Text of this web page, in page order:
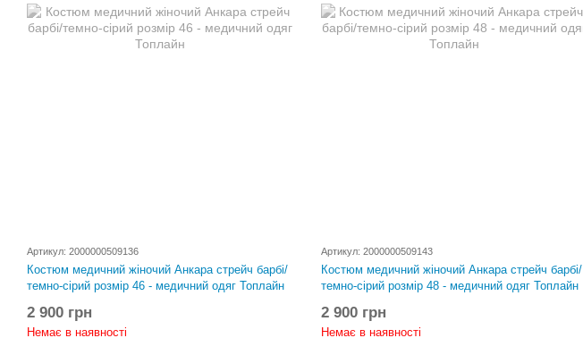
Артикул: 2000000509136
Костюм медичний жіночий Анкара стрейч барбі/
темно-сірий розмір 46 - медичний одяг Топлайн
2 900 грн
Немає в наявності
Артикул: 2000000509143
Костюм медичний жіночий Анкара стрейч барбі/
темно-сірий розмір 48 - медичний одяг Топлайн
2 900 грн
Немає в наявності